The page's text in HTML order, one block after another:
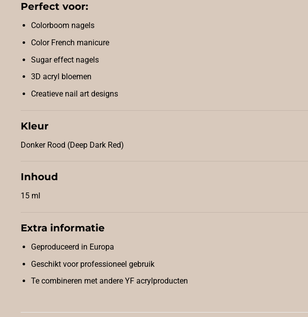
Perfect voor:
Colorboom nagels
Color French manicure
Sugar effect nagels
3D acryl bloemen
Creatieve nail art designs
Kleur
Donker Rood (Deep Dark Red)
Inhoud
15 ml
Extra informatie
Geproduceerd in Europa
Geschikt voor professioneel gebruik
Te combineren met andere YF acrylproducten